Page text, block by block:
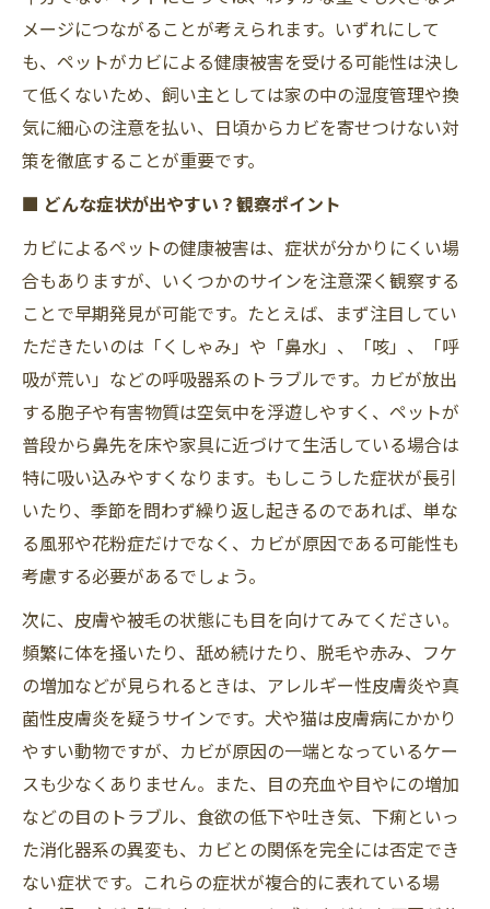
メージにつながることが考えられます。いずれにして
も、ペットがカビによる健康被害を受ける可能性は決し
て低くないため、飼い主としては家の中の湿度管理や換
気に細心の注意を払い、日頃からカビを寄せつけない対
策を徹底することが重要です。
■ どんな症状が出やすい？観察ポイント
カビによるペットの健康被害は、症状が分かりにくい場
合もありますが、いくつかのサインを注意深く観察する
ことで早期発見が可能です。たとえば、まず注目してい
ただきたいのは「くしゃみ」や「鼻水」、「咳」、「呼
吸が荒い」などの呼吸器系のトラブルです。カビが放出
する胞子や有害物質は空気中を浮遊しやすく、ペットが
普段から鼻先を床や家具に近づけて生活している場合は
特に吸い込みやすくなります。もしこうした症状が長引
いたり、季節を問わず繰り返し起きるのであれば、単な
る風邪や花粉症だけでなく、カビが原因である可能性も
考慮する必要があるでしょう。
次に、皮膚や被毛の状態にも目を向けてみてください。
頻繁に体を掻いたり、舐め続けたり、脱毛や赤み、フケ
の増加などが見られるときは、アレルギー性皮膚炎や真
菌性皮膚炎を疑うサインです。犬や猫は皮膚病にかかり
やすい動物ですが、カビが原因の一端となっているケー
スも少なくありません。また、目の充血や目やにの増加
などの目のトラブル、食欲の低下や吐き気、下痢といっ
た消化器系の異変も、カビとの関係を完全には否定でき
ない症状です。これらの症状が複合的に表れている場